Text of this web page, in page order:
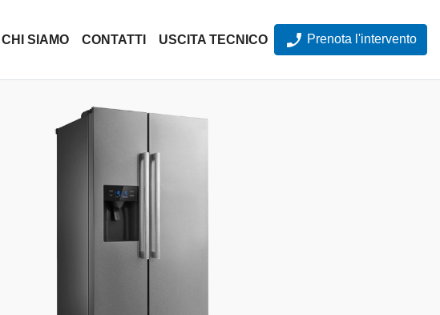
CHI SIAMO CONTATTI USCITA TECNICO Prenota l'intervento